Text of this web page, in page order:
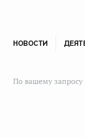
НОВОСТИ
По вашему